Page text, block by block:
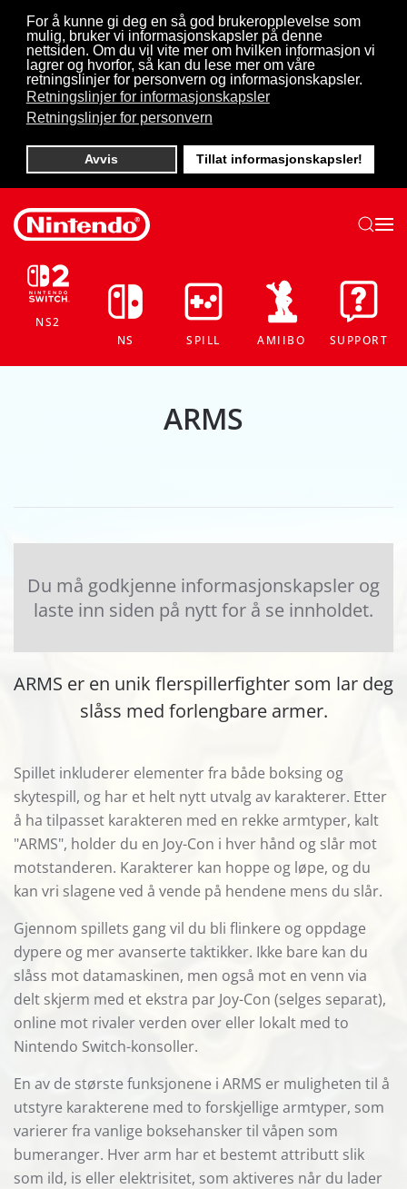
For å kunne gi deg en så god brukeropplevelse som
mulig, bruker vi informasjonskapsler på denne
nettsiden. Om du vil vite mer om hvilken informasjon vi
lagrer og hvorfor, så kan du lese mer om våre
retningslinjer for personvern og informasjonskapsler.
Retningslinjer for informasjonskapsler
Retningslinjer for personvern
Avvis Tillat informasjonskapsler!
Skip to main content
NS2
NS
SPILL AMIIBO SUPPORT
ARMS
Du må godkjenne informasjonskapsler og
laste inn siden på nytt for å se innholdet.
ARMS er en unik flerspillerfighter som lar deg
slåss med forlengbare armer.
Spillet inkluderer elementer fra både boksing og
skytespill, og har et helt nytt utvalg av karakterer. Etter
å ha tilpasset karakteren med en rekke armtyper, kalt
"ARMS", holder du en Joy-Con i hver hånd og slår mot
motstanderen. Karakterer kan hoppe og løpe, og du
kan vri slagene ved å vende på hendene mens du slår.
Gjennom spillets gang vil du bli flinkere og oppdage
dypere og mer avanserte taktikker. Ikke bare kan du
slåss mot datamaskinen, men også mot en venn via
delt skjerm med et ekstra par Joy-Con (selges separat),
online mot rivaler verden over eller lokalt med to
Nintendo Switch-konsoller.
En av de største funksjonene i ARMS er muligheten til å
utstyre karakterene med to forskjellige armtyper, som
varierer fra vanlige boksehansker til våpen som
bumeranger. Hver arm har et bestemt attributt slik
som ild, is eller elektrisitet, som aktiveres når du lader